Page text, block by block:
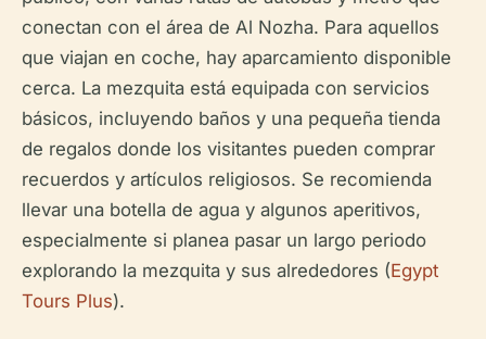
conectan con el área de Al Nozha. Para aquellos
que viajan en coche, hay aparcamiento disponible
cerca. La mezquita está equipada con servicios
básicos, incluyendo baños y una pequeña tienda
de regalos donde los visitantes pueden comprar
recuerdos y artículos religiosos. Se recomienda
llevar una botella de agua y algunos aperitivos,
especialmente si planea pasar un largo periodo
explorando la mezquita y sus alrededores (Egypt
Tours Plus).